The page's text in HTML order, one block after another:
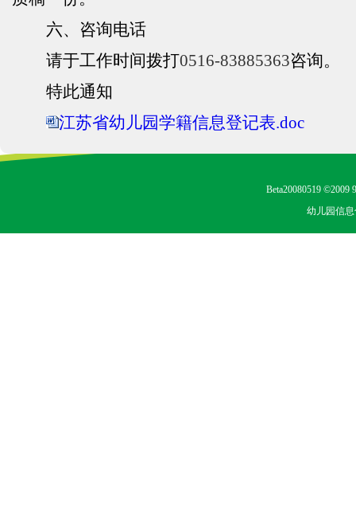
六、咨询电话
请于工作时间拨打0516-83885363咨询。
特此通知
江苏省幼儿园学籍信息登记表.doc
Beta20080519 ©2009
幼儿园信